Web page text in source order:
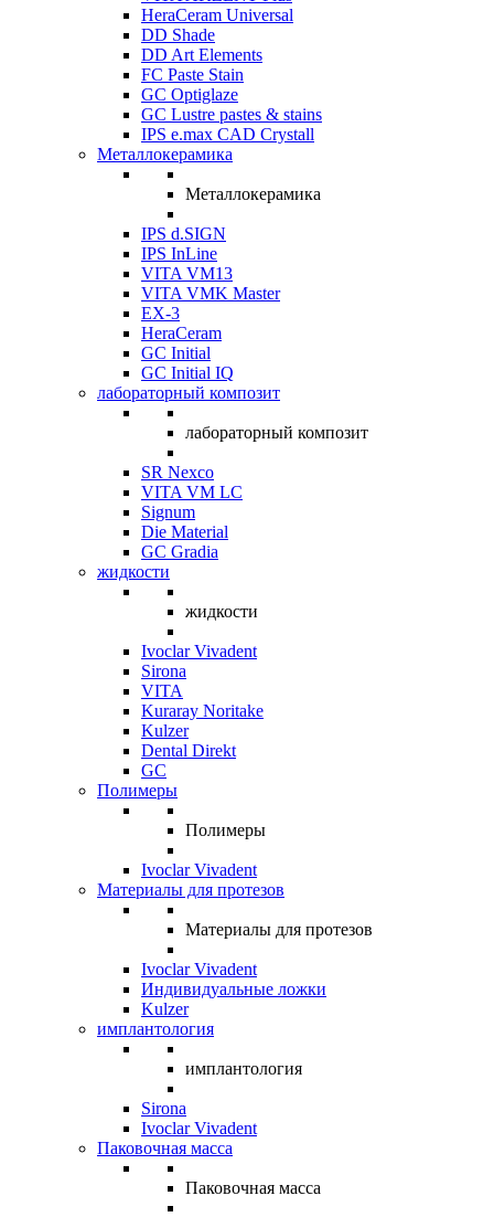
HeraCeram Universal
DD Shade
DD Art Elements
FC Paste Stain
GC Optiglaze
GC Lustre pastes & stains
IPS e.max CAD Crystall
Металлокерамика
Металлокерамика
IPS d.SIGN
IPS InLine
VITA VM13
VITA VMK Master
EX-3
HeraCeram
GC Initial
GC Initial IQ
лабораторный композит
лабораторный композит
SR Nexco
VITA VM LC
Signum
Die Material
GC Gradia
жидкости
жидкости
Ivoclar Vivadent
Sirona
VITA
Kuraray Noritake
Kulzer
Dental Direkt
GC
Полимеры
Полимеры
Ivoclar Vivadent
Материалы для протезов
Материалы для протезов
Ivoclar Vivadent
Индивидуальные ложки
Kulzer
имплантология
имплантология
Sirona
Ivoclar Vivadent
Паковочная масса
Паковочная масса